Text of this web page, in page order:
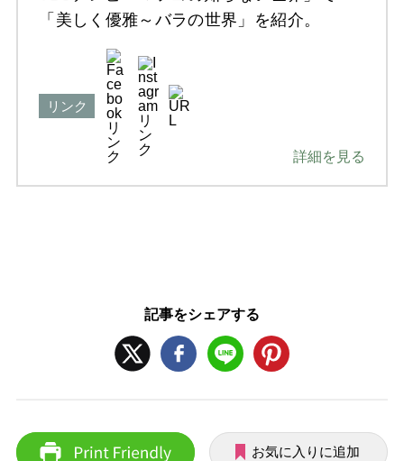
「美しく優雅～バラの世界」を紹介。
リンク
詳細を見る
記事をシェアする
お気に入りに追加